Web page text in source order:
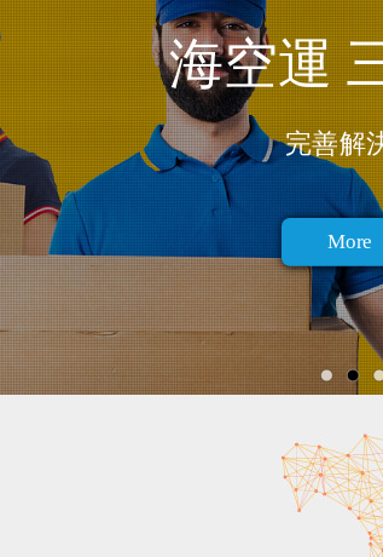
海空運
完善解
More